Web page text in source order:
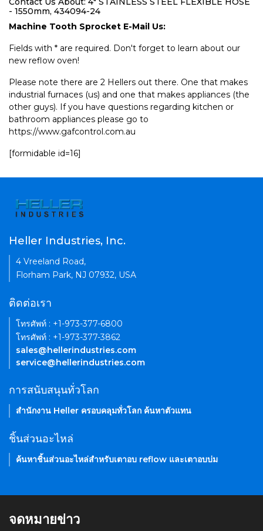
- 1550mm, 434094-24
Machine Tooth Sprocket E-Mail Us:
Fields with * are required. Don't forget to learn about our
new reflow oven!
Please note there are 2 Hellers out there. One that makes
industrial furnaces (us) and one that makes appliances (the
other guys). If you have questions regarding kitchen or
bathroom appliances please go to
https://www.gafcontrol.com.au
[formidable id=16]
Heller Industries, Inc.
4 Vreeland Road,
Florham Park, NJ 07932, USA
ติดต่อเรา
โทรศัพท์ : +1-973-377-6800
โทรศัพท์ : +1-973-377-3862
sales@hellerindustries.com
service@hellerindustries.com
การสนับสนุนทั่วโลก
สำนักงาน Heller ครอบคลุมทั่วโลก ค้นหาตัวแทน
ชิ้นส่วนอะไหล่
ค้นหาชิ้นส่วนอะไหล่สำหรับเตาอบ reflow และเตาอบบ่ม
จดหมายข่าว